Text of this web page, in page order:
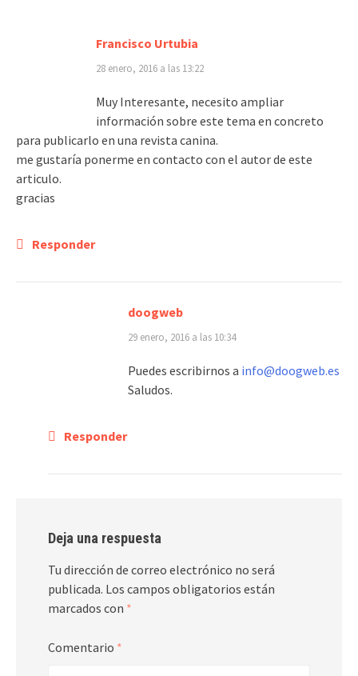
Francisco Urtubia
28 enero, 2016 a las 13:22
Muy Interesante, necesito ampliar
información sobre este tema en concreto
para publicarlo en una revista canina.
me gustaría ponerme en contacto con el autor de este
articulo.
gracias
Responder
doogweb
29 enero, 2016 a las 10:34
Puedes escribirnos a info@doogweb.es
Saludos.
Responder
Deja una respuesta
Tu dirección de correo electrónico no será
publicada. Los campos obligatorios están
marcados con *
Comentario *